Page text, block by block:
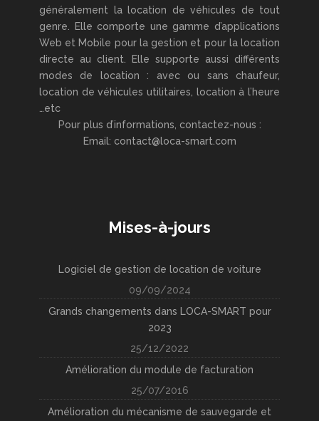
généralement la location de véhicules de tout
genre. Elle comporte une gamme d’applications
Web et Mobile pour la gestion et pour la location
directe au client. Elle supporte aussi différents
modes de location : avec ou sans chaufeur,
location de véhicules utilitaires, location à l’heure
…etc
Pour plus d’informations, contactez-nous :
Email: contact@loca-smart.com
Mises-à-jours
Logiciel de gestion de location de voiture
09/09/2024
Grands changements dans LOCA-SMART pour
2023
25/12/2022
Amélioration du module de facturation
25/07/2016
Amélioration du mécanisme de sauvegarde et